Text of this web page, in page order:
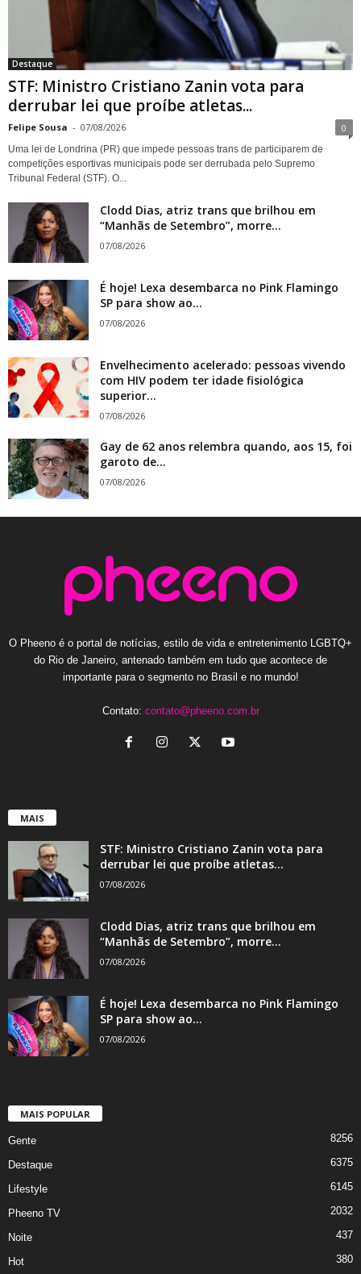
Destaque
STF: Ministro Cristiano Zanin vota para
derrubar lei que proíbe atletas...
Felipe Sousa - 07/08/2026 0
Uma lei de Londrina (PR) que impede pessoas trans de participarem de
competições esportivas municipais pode ser derrubada pelo Supremo
Tribunal Federal (STF). O...
Clodd Dias, atriz trans que brilhou em
“Manhãs de Setembro”, morre...
07/08/2026
É hoje! Lexa desembarca no Pink Flamingo
SP para show ao...
07/08/2026
Envelhecimento acelerado: pessoas vivendo
com HIV podem ter idade fisiológica
superior...
07/08/2026
Gay de 62 anos relembra quando, aos 15, foi
garoto de...
07/08/2026
O Pheeno é o portal de notícias, estilo de vida e entretenimento LGBTQ+
do Rio de Janeiro, antenado também em tudo que acontece de
importante para o segmento no Brasil e no mundo!
Contato: contato@pheeno.com.br
MAIS
STF: Ministro Cristiano Zanin vota para
derrubar lei que proíbe atletas...
07/08/2026
Clodd Dias, atriz trans que brilhou em
“Manhãs de Setembro”, morre...
07/08/2026
É hoje! Lexa desembarca no Pink Flamingo
SP para show ao...
07/08/2026
MAIS POPULAR
Gente 8256
Destaque 6375
Lifestyle 6145
Pheeno TV 2032
Noite 437
Hot 380